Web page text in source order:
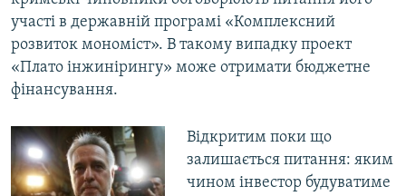
участі в державній програмі «Комплексний
розвиток мономіст». В такому випадку проект
«Плато інжинірингу» може отримати бюджетне
фінансування.
Відкритим поки що
залишається питання: яким
чином інвестор будуватиме